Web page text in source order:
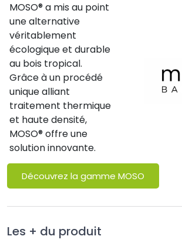
MOSO® a mis au point
une alternative
véritablement
écologique et durable
au bois tropical.
Grâce à un procédé
unique alliant
traitement thermique
et haute densité,
MOSO® offre une
solution innovante.
Découvrez la gamme MOSO
Les + du produit